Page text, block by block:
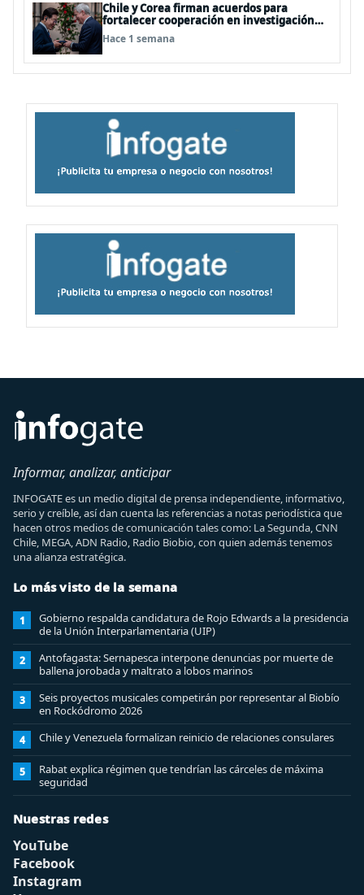
Chile y Corea firman acuerdos para
fortalecer cooperación en investigación
antártica, minería, seguridad
Hace 1 semana
Informar, analizar, anticipar
INFOGATE es un medio digital de prensa independiente, informativo,
serio y creíble, así dan cuenta las referencias a notas periodística que
hacen otros medios de comunicación tales como: La Segunda, CNN
Chile, MEGA, ADN Radio, Radio Biobio, con quien además tenemos
una alianza estratégica.
Lo más visto de la semana
1
Gobierno respalda candidatura de Rojo Edwards a la presidencia
de la Unión Interparlamentaria (UIP)
2
Antofagasta: Sernapesca interpone denuncias por muerte de
ballena jorobada y maltrato a lobos marinos
3
Seis proyectos musicales competirán por representar al Biobío
en Rockódromo 2026
4 Chile y Venezuela formalizan reinicio de relaciones consulares
5
Rabat explica régimen que tendrían las cárceles de máxima
seguridad
Nuestras redes
YouTube
Facebook
Instagram